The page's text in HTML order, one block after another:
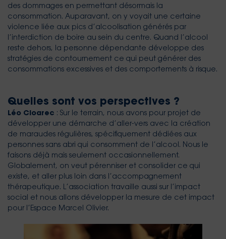
des dommages en permettant désormais la
consommation. Auparavant, on y voyait une certaine
violence liée aux pics d’alcoolisation générés par
l’interdiction de boire au sein du centre. Quand l’alcool
reste dehors, la personne dépendante développe des
stratégies de contournement ce qui peut générer des
consommations excessives et des comportements à risque.
Quelles sont vos perspectives ?
Léo Cloarec : Sur le terrain, nous avons pour projet de
développer une démarche d’aller-vers avec la création
de maraudes régulières, spécifiquement dédiées aux
personnes sans abri qui consomment de l’alcool. Nous le
faisons déjà mais seulement occasionnellement.
Globalement, on veut pérenniser et consolider ce qui
existe, et aller plus loin dans l’accompagnement
thérapeutique. L’association travaille aussi sur l’impact
social et nous allons développer la mesure de cet impact
pour l’Espace Marcel Olivier.